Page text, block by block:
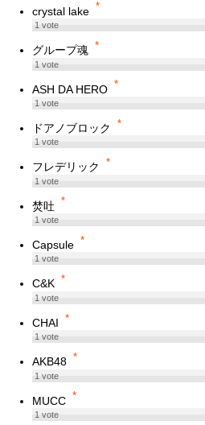
crystal lake *
1vote
グループ魂 *
1vote
ASH DA HERO *
1vote
ドアノブロック *
1vote
フレデリック *
1vote
焚吐 *
1vote
Capsule *
1vote
C&K *
1vote
CHAI *
1vote
AKB48 *
1vote
MUCC *
1vote